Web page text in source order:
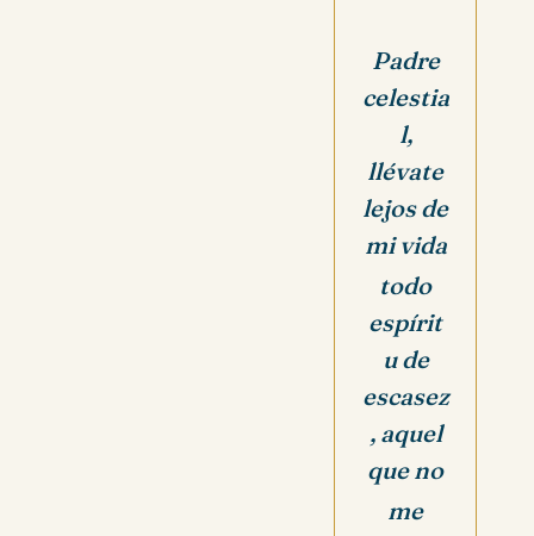
Padre
celestia
l,
llévate
lejos de
mi vida
todo
espírit
u de
escasez
, aquel
que no
me